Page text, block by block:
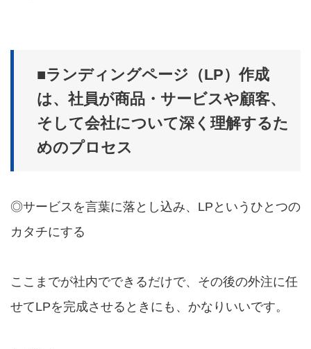
■ランディングページ（LP）作成
は、社員が商品・サービスや顧客、
そして会社について深く理解するた
めのプロセス
◎サービスを言葉に落とし込み、LPというひとつの
カタチにする
ここまでが社内でできるだけで、その後の外注に任
せてLPを完成させるときにも、かなりいいです。